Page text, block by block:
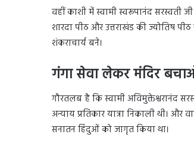
वहीं काशी में स्वामी स्वरूपानंद सरस्वती
शारदा पीठ और उत्तराखंड की ज्योतिष
शंकराचार्य बने।
गंगा सेवा लेकर मंदिर
गौरतलब है कि स्वामी अविमुक्तेश्वरानंद
अन्याय प्रतिकार यात्रा निकाली थी।
सनातन हिंदुओं को जागृत किया था।